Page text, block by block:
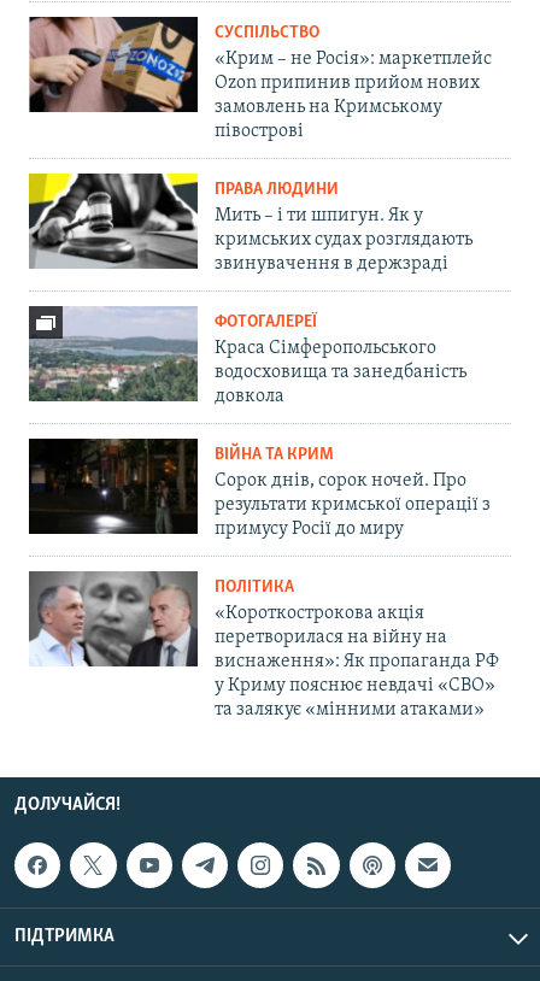
СУСПІЛЬСТВО
«Крим – не Росія»: маркетплейс
Ozon припинив прийом нових
замовлень на Кримському
півострові
ПРАВА ЛЮДИНИ
Мить – і ти шпигун. Як у
кримських судах розглядають
звинувачення в держзраді
ФОТОГАЛЕРЕЇ
Краса Сімферопольського
водосховища та занедбаність
довкола
ВІЙНА ТА КРИМ
Сорок днів, сорок ночей. Про
результати кримської операції з
примусу Росії до миру
ПОЛІТИКА
«Короткострокова акція
перетворилася на війну на
виснаження»: Як пропаганда РФ
у Криму пояснює невдачі «СВО»
та залякує «мінними атаками»
ДОЛУЧАЙСЯ!
ПІДТРИМКА